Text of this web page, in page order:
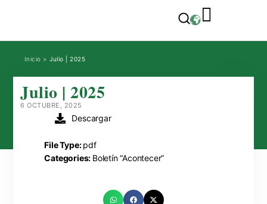
Inicio >Julio | 2025
Julio | 2025
6 OCTUBRE, 2025
Descargar
File Type:pdf
Categories: Boletín “Acontecer”